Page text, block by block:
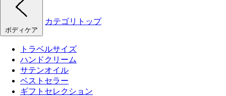
ボディケア
カテゴリトップ
トラベルサイズ
ハンドクリーム
サテンオイル
ベストセラー
ギフトセレクション